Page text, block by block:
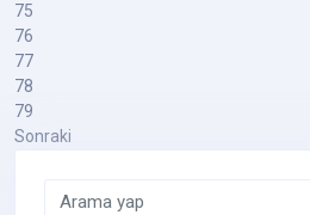
75
76
77
78
79
Sonraki